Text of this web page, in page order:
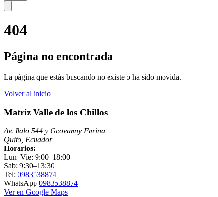
404
Página no encontrada
La página que estás buscando no existe o ha sido movida.
Volver al inicio
Matriz Valle de los Chillos
Av. Ilalo 544 y Geovanny Farina
Quito, Ecuador
Horarios:
Lun–Vie: 9:00–18:00
Sab: 9:30–13:30
Tel: 0983538874
WhatsApp 0983538874
Ver en Google Maps